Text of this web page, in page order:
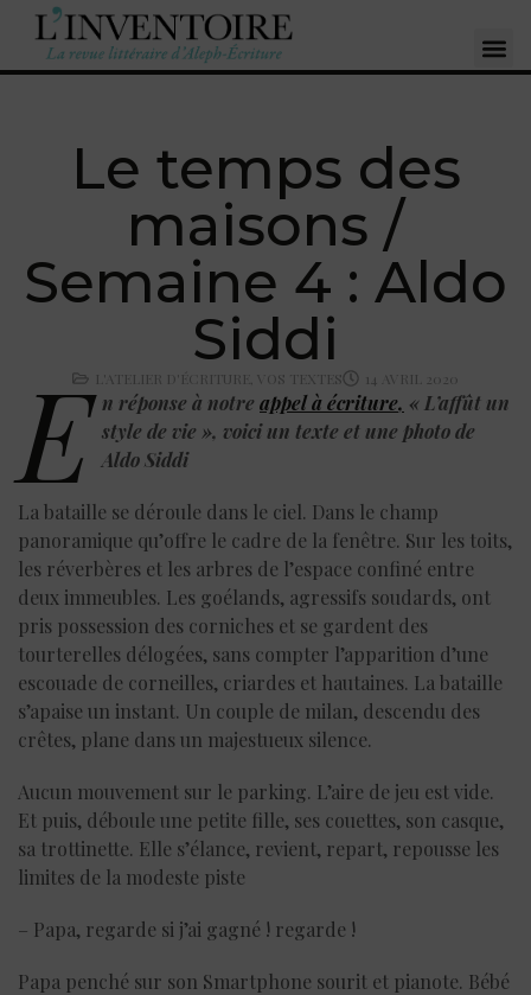
Le temps des
maisons /
Semaine 4 : Aldo
Siddi
L'ATELIER D'ÉCRITURE VOS TEXTES 14 AVRIL 2020
E n réponse à notre appel à écriture, « L’affût un
style de vie », voici un texte et une photo de
Aldo Siddi
La bataille se déroule dans le ciel. Dans le champ
panoramique qu’offre le cadre de la fenêtre. Sur les toits,
les réverbères et les arbres de l’espace confiné entre
deux immeubles. Les goélands, agressifs soudards, ont
pris possession des corniches et se gardent des
tourterelles délogées, sans compter l’apparition d’une
escouade de corneilles, criardes et hautaines. La bataille
s’apaise un instant. Un couple de milan, descendu des
crêtes, plane dans un majestueux silence.
Aucun mouvement sur le parking. L’aire de jeu est vide.
Et puis, déboule une petite fille, ses couettes, son casque,
sa trottinette. Elle s’élance, revient, repart, repousse les
limites de la modeste piste
– Papa, regarde si j’ai gagné ! regarde !
Papa penché sur son Smartphone sourit et pianote. Bébé